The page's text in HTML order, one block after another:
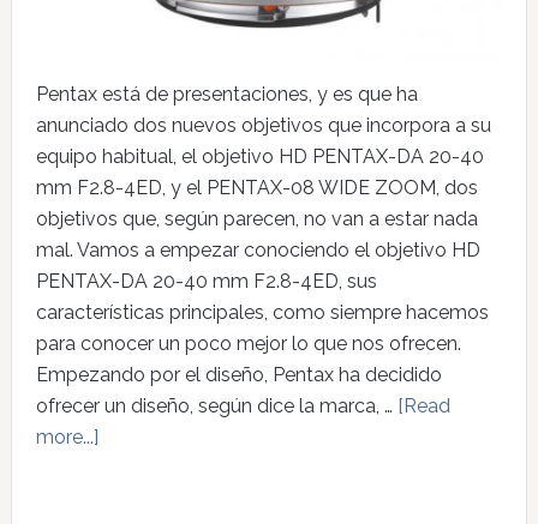
Pentax está de presentaciones, y es que ha
anunciado dos nuevos objetivos que incorpora a su
equipo habitual, el objetivo HD PENTAX-DA 20-40
mm F2.8-4ED, y el PENTAX-08 WIDE ZOOM, dos
objetivos que, según parecen, no van a estar nada
mal. Vamos a empezar conociendo el objetivo HD
PENTAX-DA 20-40 mm F2.8-4ED, sus
características principales, como siempre hacemos
para conocer un poco mejor lo que nos ofrecen.
Empezando por el diseño, Pentax ha decidido
ofrecer un diseño, según dice la marca, … [Read
more...]